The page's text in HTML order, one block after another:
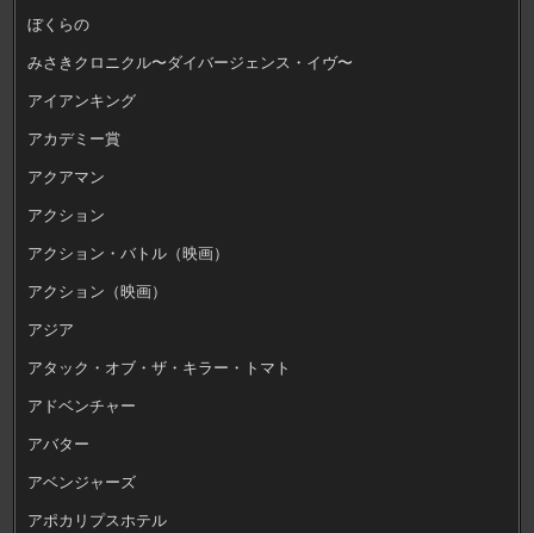
ぼくらの
みさきクロニクル〜ダイバージェンス・イヴ〜
アイアンキング
アカデミー賞
アクアマン
アクション
アクション・バトル（映画）
アクション（映画）
アジア
アタック・オブ・ザ・キラー・トマト
アドベンチャー
アバター
アベンジャーズ
アポカリプスホテル